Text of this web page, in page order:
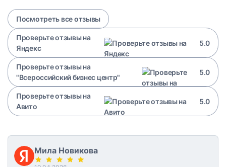
Посмотреть все отзывы
Проверьте отзывы на
Яндекс
5.0
Проверьте отзывы на
"Всероссийский бизнес центр"
5.0
Проверьте отзывы на
Авито
5.0
Мила Новикова